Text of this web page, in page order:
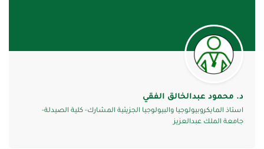
د. محمود عبدالخالق الفقي
استاذ المايكروبيولوجيا والبيولوجيا الجزيئية المشارك- كلية الصيدلة-
جامعة الملك عبدالعزيز